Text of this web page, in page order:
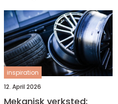
inspiration
12. April 2026
Mekanisk verksted: